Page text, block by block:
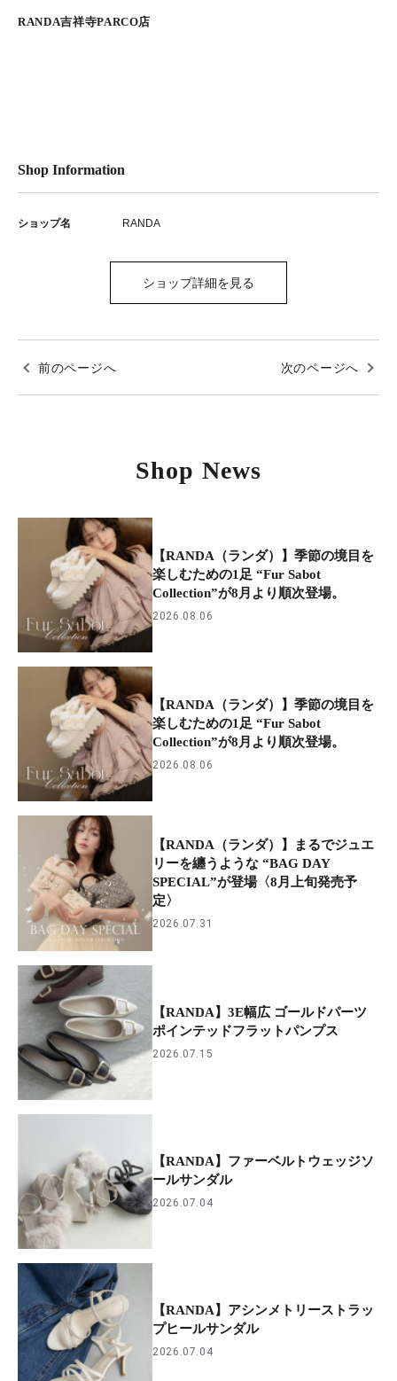
RANDA吉祥寺PARCO店
Shop Information
ショップ名 RANDA
ショップ詳細を見る
前のページへ 次のページへ
Shop News
【RANDA（ランダ）】季節の境目を
楽しむための1足 “Fur Sabot
Collection”が8月より順次登場。
2026.08.06
【RANDA（ランダ）】季節の境目を
楽しむための1足 “Fur Sabot
Collection”が8月より順次登場。
2026.08.06
【RANDA（ランダ）】まるでジュエ
リーを纏うような “BAG DAY
SPECIAL”が登場〈8月上旬発売予
定〉
2026.07.31
【RANDA】3E幅広 ゴールドパーツ
ポインテッドフラットパンプス
2026.07.15
【RANDA】ファーベルトウェッジソ
ールサンダル
2026.07.04
【RANDA】アシンメトリーストラッ
プヒールサンダル
2026.07.04